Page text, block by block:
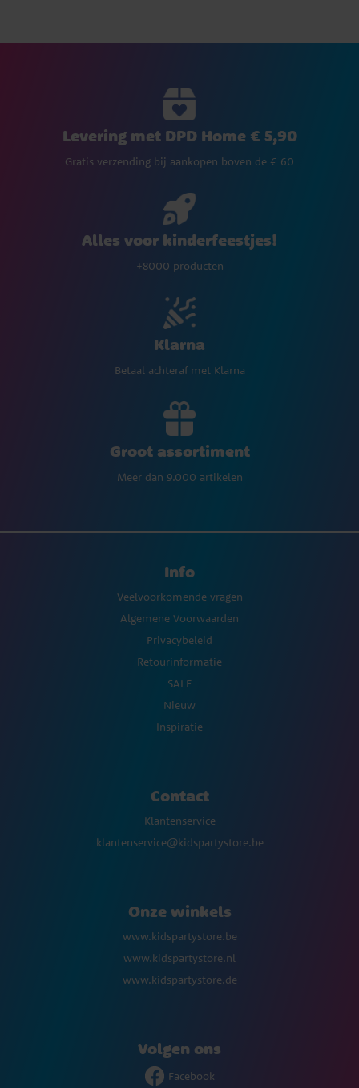
Levering met DPD Home € 5,90
Gratis verzending bij aankopen boven de € 60
Alles voor kinderfeestjes!
+8000 producten
Klarna
Betaal achteraf met Klarna
Groot assortiment
Meer dan 9.000 artikelen
Info
Veelvoorkomende vragen
Algemene Voorwaarden
Privacybeleid
Retourinformatie
SALE
Nieuw
Inspiratie
Contact
Klantenservice
klantenservice@kidspartystore.be
Onze winkels
www.kidspartystore.be
www.kidspartystore.nl
www.kidspartystore.de
Volgen ons
Facebook